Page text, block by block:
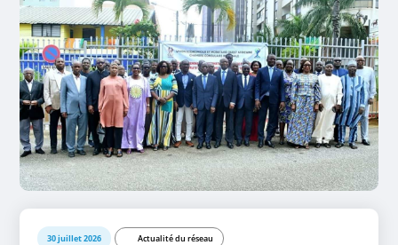
30 juillet 2026 Actualité du réseau